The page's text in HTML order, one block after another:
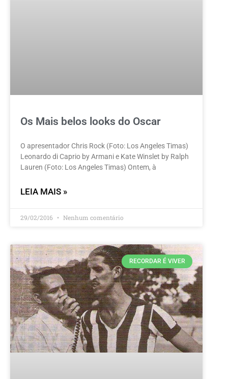
Os Mais belos looks do Oscar
O apresentador Chris Rock (Foto: Los Angeles Timas)
Leonardo di Caprio by Armani e Kate Winslet by Ralph
Lauren (Foto: Los Angeles Timas) Ontem, à
LEIA MAIS »
29/02/2016 Nenhum comentário
RECORDAR É VIVER